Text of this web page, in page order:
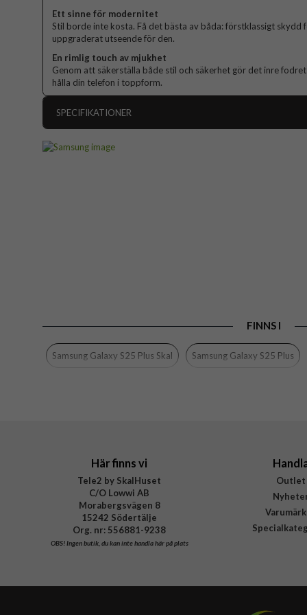
Ett sinne för modernitet
Stil borde inte kosta. Få det bästa av båda: förstklassigt
uppgraderat utseende för den.
En rimlig touch av mjukhet
Genom att säkerställa både stil och säkerhet gör det inre
hålla din telefon i toppform.
SPECIFIKATIONER
FINNS I
Samsung Galaxy S25 Plus Skal Samsung Galaxy S25 Plus
Här finns vi
Tele2 by SkalHuset
C/O Lowwi AB
Morabergsvägen 8
15242 Södertälje
Org. nr: 556881-9238
OBS!Ingen butik, du kan inte handla här på plats
Outlet